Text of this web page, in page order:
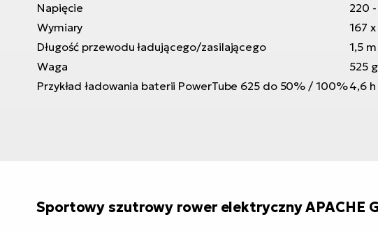
Napięcie
220
Wymiary
167
Długość przewodu ładującego/zasilającego
1,5
Waga
525 g
Przykład ładowania baterii PowerTube 625 do 50% / 100%4,6
Sportowy szutrowy rower elektryczny APACHE